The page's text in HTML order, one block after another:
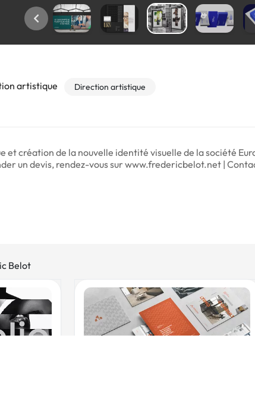
artistique
Direction artistique
création de la nouvelle identité visuelle de la société
un devis, rendez-vous sur www.fredericbelot.net |
Belot